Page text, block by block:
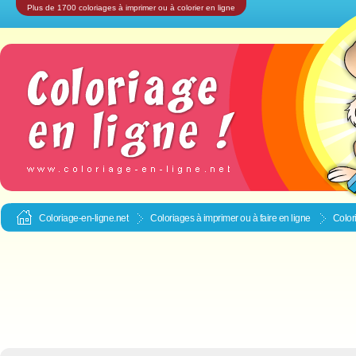
Plus de 1700 coloriages à imprimer ou à colorier en ligne
Coloriage-en-ligne.net Coloriages à imprimer ou à faire en ligne